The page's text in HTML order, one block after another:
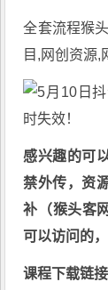
全套流程猴
目,网创资源,
感兴趣的可
禁外传，资
补（猴头客
可以访问的
课程下载链